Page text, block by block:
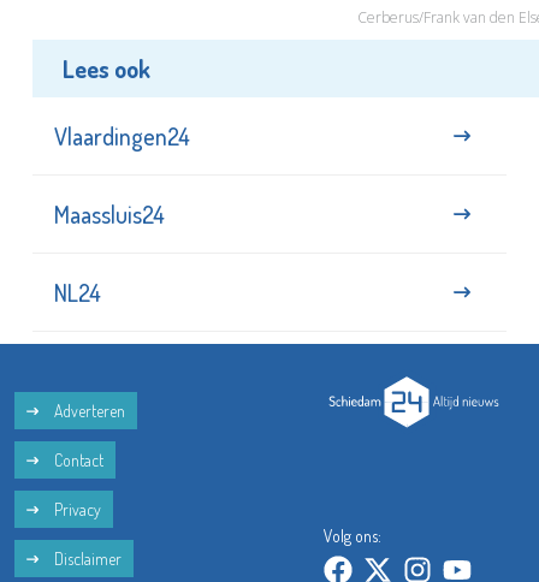
Cerberus/Frank van den
Lees ook
Vlaardingen24
Maassluis24
NL24
Adverteren
Contact
Privacy
Disclaimer
Volg ons: